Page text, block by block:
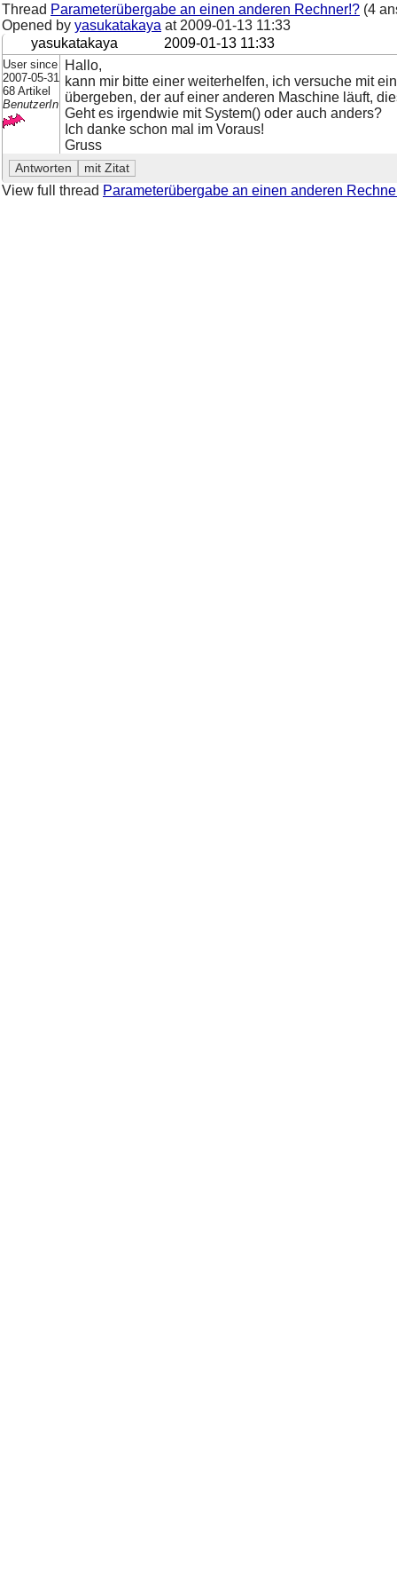
Thread Parameterübergabe an einen anderen Rechner!? (4
Opened by yasukatakaya at 2009-01-13 11:33
yasukatakaya
2009-01-13 11:33
User since
2007-05-31
68 Artikel
BenutzerIn
Hallo,
kann mir bitte einer weiterhelfen, ich versuche mit
übergeben, der auf einer anderen Maschine läuft,
Geht es irgendwie mit System() oder auch anders?
Ich danke schon mal im Voraus!
Gruss
View full thread Parameterübergabe an einen anderen